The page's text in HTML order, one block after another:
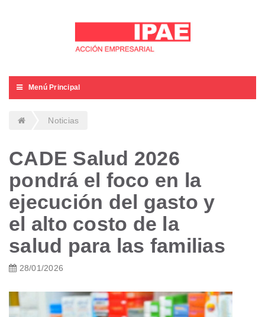
Menú Principal
Noticias
CADE Salud 2026
pondrá el foco en la
ejecución del gasto y
el alto costo de la
salud para las familias
28/01/2026